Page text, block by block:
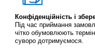
Конфіденційність і
Під час приймання
чітко обумовлюють
суворо дотримуємося.